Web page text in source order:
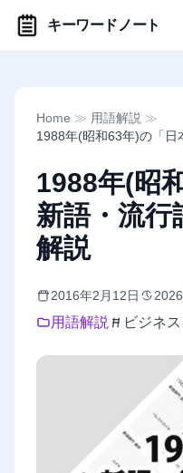
キーワードノート
Home ≫ 用語解説 ≫
1988年(昭和63年)の「日
1988年(昭
新語・流行
解説
2016年2月12日
用語解説 ビジネ